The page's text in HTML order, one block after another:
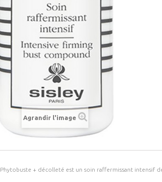
Agrandir l'image
Phytobuste + décolleté est un soin raffermissant intensif